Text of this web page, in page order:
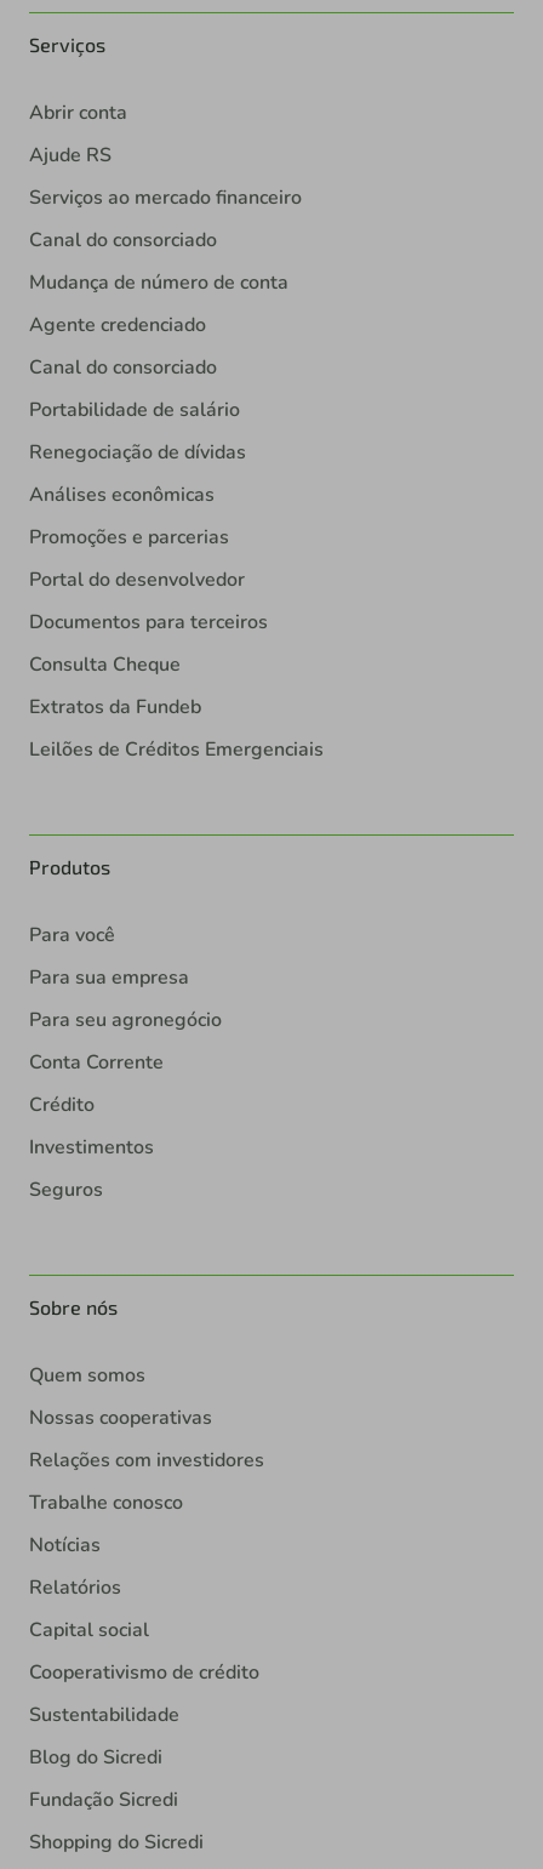
Serviços
Abrir conta
Ajude RS
Serviços ao mercado financeiro
Canal do consorciado
Mudança de número de conta
Agente credenciado
Canal do consorciado
Portabilidade de salário
Renegociação de dívidas
Análises econômicas
Promoções e parcerias
Portal do desenvolvedor
Documentos para terceiros
Consulta Cheque
Extratos da Fundeb
Leilões de Créditos Emergenciais
Produtos
Para você
Para sua empresa
Para seu agronegócio
Conta Corrente
Crédito
Investimentos
Seguros
Sobre nós
Quem somos
Nossas cooperativas
Relações com investidores
Trabalhe conosco
Notícias
Relatórios
Capital social
Cooperativismo de crédito
Sustentabilidade
Blog do Sicredi
Fundação Sicredi
Shopping do Sicredi